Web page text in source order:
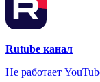
Rutube канал
Не работает